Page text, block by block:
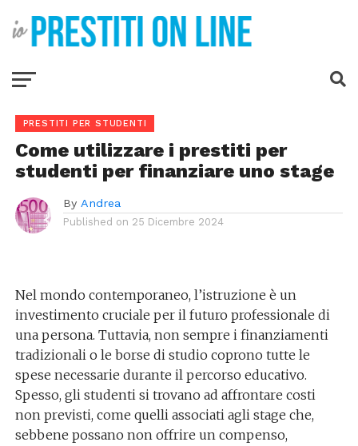
PRESTITI PER STUDENTI
Come utilizzare i prestiti per
studenti per finanziare uno stage
By Andrea
Published on 25 Dicembre 2024
Nel mondo contemporaneo, l’istruzione è un
investimento cruciale per il futuro professionale di
una persona. Tuttavia, non sempre i finanziamenti
tradizionali o le borse di studio coprono tutte le
spese necessarie durante il percorso educativo.
Spesso, gli studenti si trovano ad affrontare costi
non previsti, come quelli associati agli stage che,
sebbene possano non offrire un compenso,